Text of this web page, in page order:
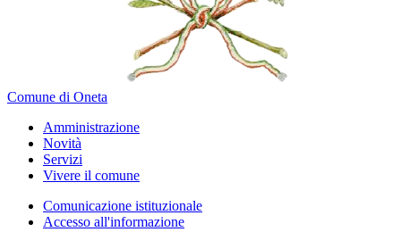
Comune di Oneta
Amministrazione
Novità
Servizi
Vivere il comune
Comunicazione istituzionale
Accesso all'informazione